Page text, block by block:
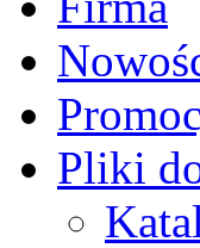
Pliki